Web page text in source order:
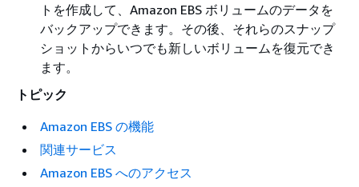
トを作成して、Amazon EBS ボリュームのデータを
バックアップできます。その後、それらのスナップ
ショットからいつでも新しいボリュームを復元でき
ます。
トピック
Amazon EBS の機能
関連サービス
Amazon EBS へのアクセス